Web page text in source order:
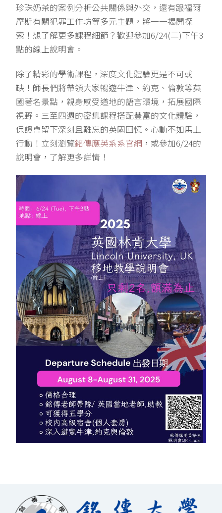
珍珠奶茶的案例分析公共關係與外交，還有跟福爾
摩斯有關犯罪工作坊等多元主題，將一一揭開探
索！想了解更多課程細節？歡迎參加6/24(二)下午3
點的線上說明會。
除了精彩的學術課程，深度文化體驗更是不可或
缺！師長們將帶領大家暢遊牛津、約克、倫敦等英
國著名景點，親身感受道地的語言環境，拓展國際
視野。三至四週的密集課程搭配豐富的文化體驗，
保證會留下深刻且難忘的英國回憶。心動不如馬上
行動！立刻瀏覽銘傳應英系系官網 ，或參加6/24的
說明會，了解更多詳情！